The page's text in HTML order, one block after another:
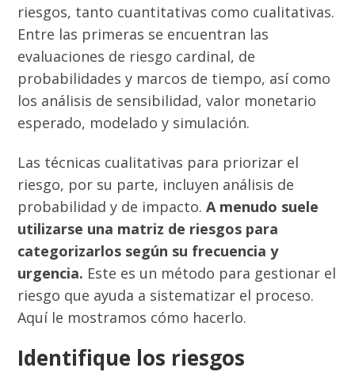
riesgos, tanto cuantitativas como cualitativas.
Entre las primeras se encuentran las
evaluaciones de riesgo cardinal, de
probabilidades y marcos de tiempo, así como
los análisis de sensibilidad, valor monetario
esperado, modelado y simulación.
Las técnicas cualitativas para priorizar el
riesgo, por su parte, incluyen análisis de
probabilidad y de impacto. A menudo suele
utilizarse una matriz de riesgos para
categorizarlos según su frecuencia y
urgencia. Este es un método para gestionar el
riesgo que ayuda a sistematizar el proceso.
Aquí le mostramos cómo hacerlo.
Identifique los riesgos